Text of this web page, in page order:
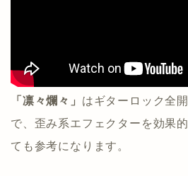
「凛々爛々」 はギターロック全
で、歪み系エフェクターを効果
ても参考になります。